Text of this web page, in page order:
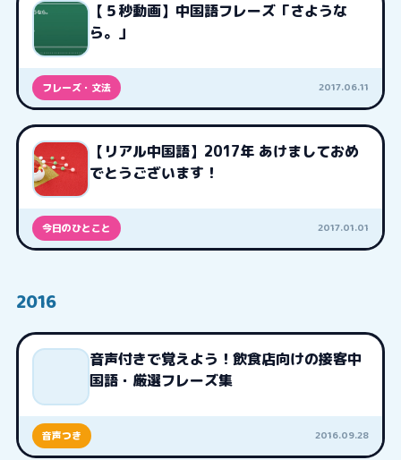
【５秒動画】中国語フレーズ「さような
ら。」
フレーズ・文法 2017.06.11
【リアル中国語】2017年 あけましておめ
でとうございます！
今日のひとこと 2017.01.01
2016
音声付きで覚えよう！飲食店向けの接客中
国語・厳選フレーズ集
音声つき 2016.09.28